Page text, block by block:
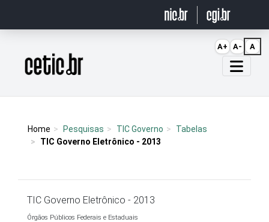
Página inicial
Home Pesquisas TIC Governo
Tabelas
TIC Governo Eletrônico - 2013
TIC Governo Eletrônico - 2013
Órgãos Públicos Federais e Estaduais
A+ A- A